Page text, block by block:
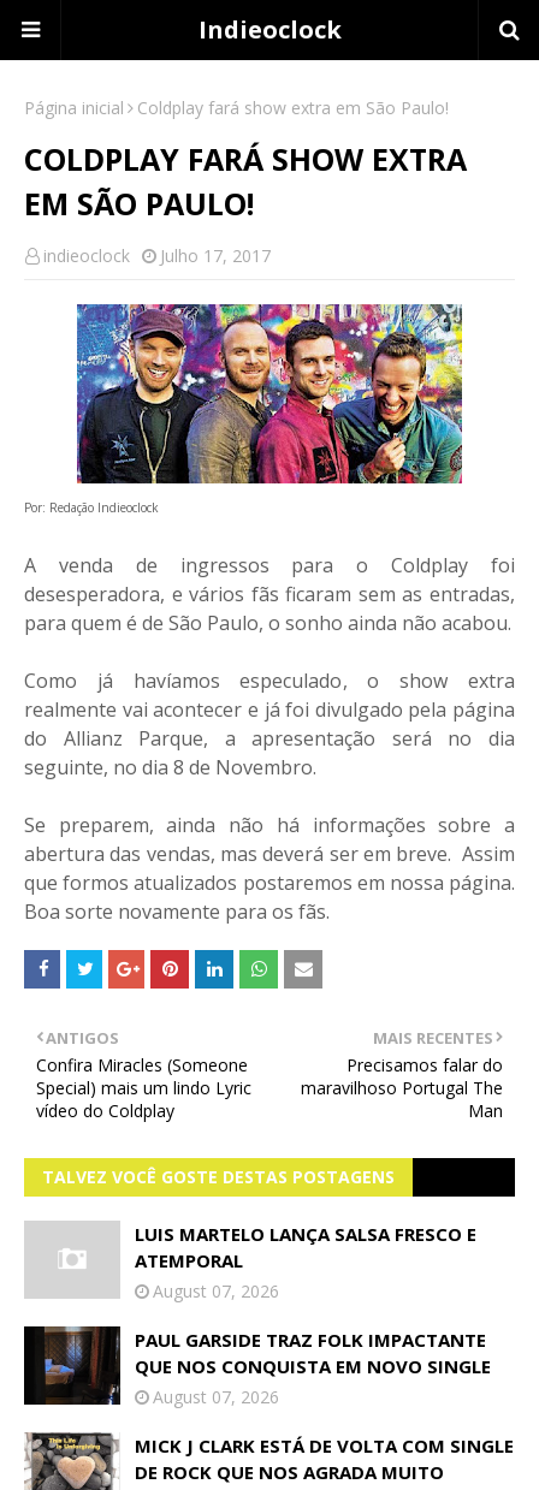
Indieoclock
Página inicial Coldplay fará show extra em São Paulo!
COLDPLAY FARÁ SHOW EXTRA
EM SÃO PAULO!
indieoclock Julho 17, 2017
Por: Redação Indieoclock
A venda de ingressos para o Coldplay foi
desesperadora, e vários fãs ficaram sem as entradas,
para quem é de São Paulo, o sonho ainda não acabou.
Como já havíamos especulado, o show extra
realmente vai acontecer e já foi divulgado pela página
do Allianz Parque, a apresentação será no dia
seguinte, no dia 8 de Novembro.
Se preparem, ainda não há informações sobre a
abertura das vendas, mas deverá ser em breve. Assim
que formos atualizados postaremos em nossa página.
Boa sorte novamente para os fãs.
MAIS RECENTES
Precisamos falar do
maravilhoso Portugal The
Man
ANTIGOS
Confira Miracles (Someone
Special) mais um lindo Lyric
vídeo do Coldplay
TALVEZ VOCÊ GOSTE DESTAS POSTAGENS
LUIS MARTELO LANÇA SALSA FRESCO E
ATEMPORAL
August 07, 2026
PAUL GARSIDE TRAZ FOLK IMPACTANTE
QUE NOS CONQUISTA EM NOVO SINGLE
August 07, 2026
MICK J CLARK ESTÁ DE VOLTA COM SINGLE
DE ROCK QUE NOS AGRADA MUITO